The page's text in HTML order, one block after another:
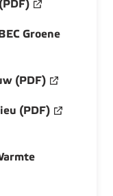
Groene
(PDF)
(PDF)